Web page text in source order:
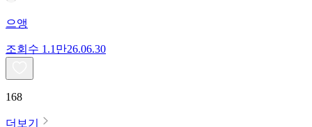
으앵
조회수 1.1만26.06.30
168
더보기